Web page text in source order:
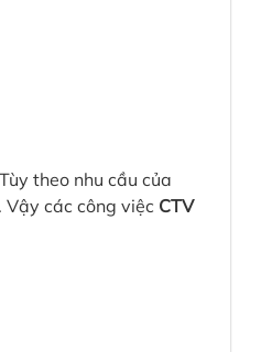
theo nhu cầu của
các công việc CTV